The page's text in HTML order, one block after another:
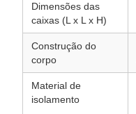
Dimensões das
caixas (L x L x H)
Construção do
corpo
Material de
isolamento